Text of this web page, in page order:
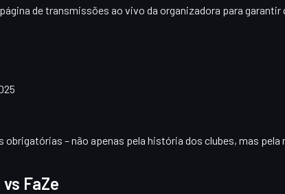
de transmissões ao vivo da organizadora para
obrigatórias – não apenas pela história dos clubes, mas
FaZe